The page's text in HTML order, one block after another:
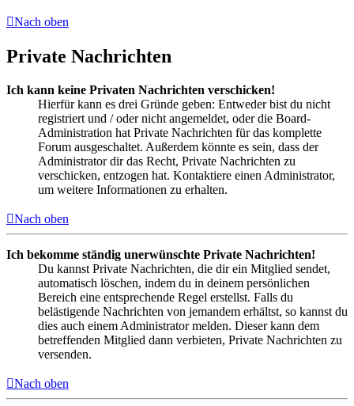
Nach oben
Private Nachrichten
Ich kann keine Privaten Nachrichten verschicken!
Hierfür kann es drei Gründe geben: Entweder bist du nicht
registriert und / oder nicht angemeldet, oder die Board-
Administration hat Private Nachrichten für das komplette
Forum ausgeschaltet. Außerdem könnte es sein, dass der
Administrator dir das Recht, Private Nachrichten zu
verschicken, entzogen hat. Kontaktiere einen Administrator,
um weitere Informationen zu erhalten.
Nach oben
Ich bekomme ständig unerwünschte Private Nachrichten!
Du kannst Private Nachrichten, die dir ein Mitglied sendet,
automatisch löschen, indem du in deinem persönlichen
Bereich eine entsprechende Regel erstellst. Falls du
belästigende Nachrichten von jemandem erhältst, so kannst du
dies auch einem Administrator melden. Dieser kann dem
betreffenden Mitglied dann verbieten, Private Nachrichten zu
versenden.
Nach oben